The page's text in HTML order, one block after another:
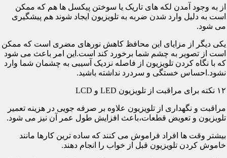
از به وجود آمدن لکه های تاریک یا سوختن پیکسل ها هم که ممکن
است به دلیل وارد شدن ضربه به تلویزیون ایجاد شوند هم پیشگیری
می شود.
یکی دیگر از مزایای این محافظ کاهش نورهای مضری است که ممکن
است از تصویر به چشم شما برخورد کند است.این امر باعث می شود
که با نگاه کردن تلویزیون از فاصله نزدیک آسیبی به چشمان شما وارد
نشود.احساس خستگی و سردرد نداشته باشید.
۱۲ نکته برای مراقبت از تلویزیون LED و LCD
مراقبت و نگهداری از تلویزیون علاوه بر صرفه جویی در هزینه تعمیر
تلویزیون و تعویض قطعات،باعث افزایش طول عمر آن نیز می شود.
بیشتر وقت ها افراد فراموش می کنند که ساده ترین کارها مانند
خاموش کردن تلویزیون قبل از خواب را انجام دهند.